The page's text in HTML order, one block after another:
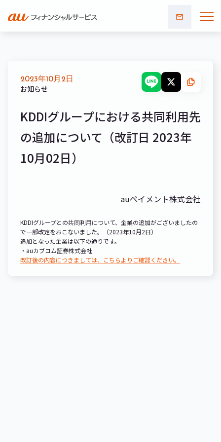
合わせ
2023年10月2日
お知らせ
KDDIグループにおける共同利用先
の追加について（改訂日 2023年
10月02日）
auペイメント株式会社
KDDIグループとの共同利用について、企業の追加がございましたの
で一部改定をおこないました。（2023年10月2日）
追加となった企業は以下の通りです。
・auカブコム証券株式会社
改訂後の内容につきましては、こちらよりご確認ください。